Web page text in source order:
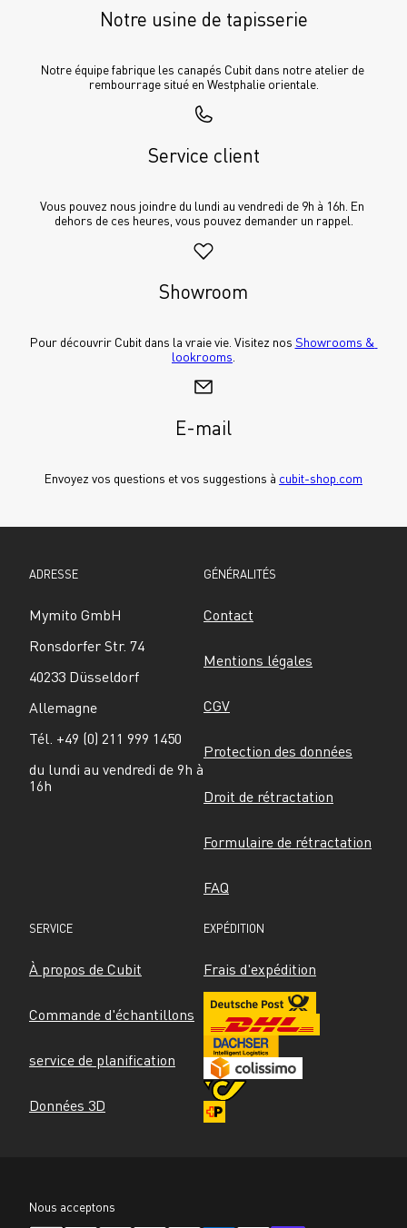
Notre usine de tapisserie
Notre équipe fabrique les canapés Cubit dans notre atelier de
rembourrage situé en Westphalie orientale.
Service client
Vous pouvez nous joindre du lundi au vendredi de 9h à 16h. En
dehors de ces heures, vous pouvez demander un rappel.
Showroom
Pour découvrir Cubit dans la vraie vie. Visitez nos Showrooms &
lookrooms
E-mail
Envoyez vos questions et vos suggestions à cubit-shop.com
ADRESSE
Mymito GmbH
Ronsdorfer Str. 74
40233 Düsseldorf
Allemagne
Tél. +49 (0) 211 999 1450
du lundi au vendredi de 9h à
16h
GÉNÉRALITÉS
Contact
Mentions légales
CGV
Protection des données
Droit de rétractation
Formulaire de rétractation
FAQ
SERVICE
À propos de Cubit
Commande d'échantillons
service de planification
Données 3D
EXPÉDITION
Frais d'expédition
Nous acceptons